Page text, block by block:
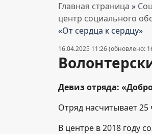
Главная страница »
центр социального
«От сердца к сердцу»
16.04.2025 11:26 (обновлено:
Девиз отряда:
Отряд насчитывает 25
В центре в 2018 году